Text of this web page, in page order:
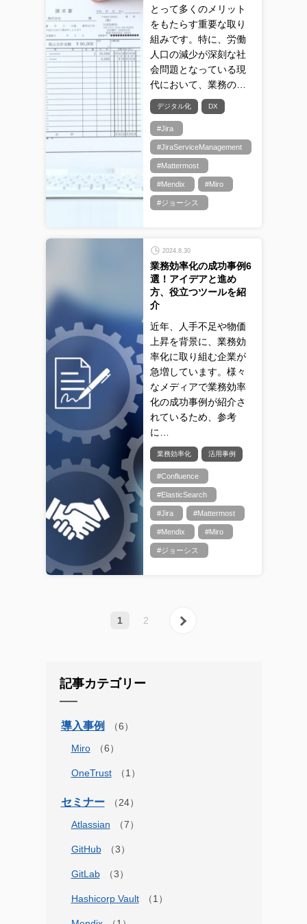
とって多くのメリット
をもたらす重要な取り
組みです。特に、労働
人口の減少が深刻な社
会問題となっている現
代において、業務の…
デジタル化 DX
#Jira
#JiraServiceManagement
#Mattermost
#Mendix #Miro
#ジョーシス
2024.8.30
業務効率化の成功事例6
選！アイデアと進め
方、役立つツールを紹
介
近年、人手不足や物価
上昇を背景に、業務効
率化に取り組む企業が
急増しています。様々
なメディアで業務効率
化の成功事例が紹介さ
れているため、参考
に…
業務効率化 活用事例
#Confluence
#ElasticSearch
#Jira #Mattermost
#Mendix #Miro
#ジョーシス
1 2
記事カテゴリー
導入事例
Miro
OneTrust
セミナー
Atlassian
GitHub
GitLab
Hashicorp Vault